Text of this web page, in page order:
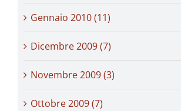
Gennaio 2010 (11)
Dicembre 2009 (7)
Novembre 2009 (3)
Ottobre 2009 (7)